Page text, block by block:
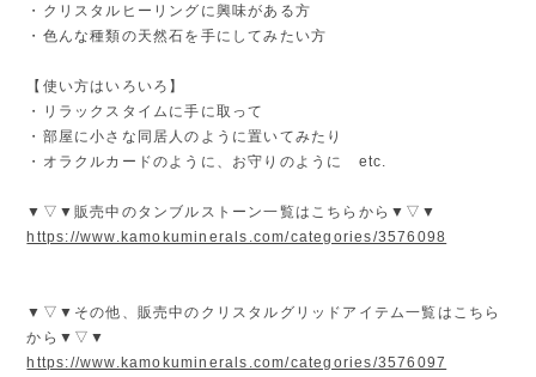
・クリスタルヒーリングに興味がある方
・色んな種類の天然石を手にしてみたい方
【使い方はいろいろ】
・リラックスタイムに手に取って
・部屋に小さな同居人のように置いてみたり
・オラクルカードのように、お守りのように etc.
▼▽▼販売中のタンブルストーン一覧はこちらから▼▽▼
https://www.kamokuminerals.com/categories/3576098
▼▽▼その他、販売中のクリスタルグリッドアイテム一覧はこちら
から▼▽▼
https://www.kamokuminerals.com/categories/3576097